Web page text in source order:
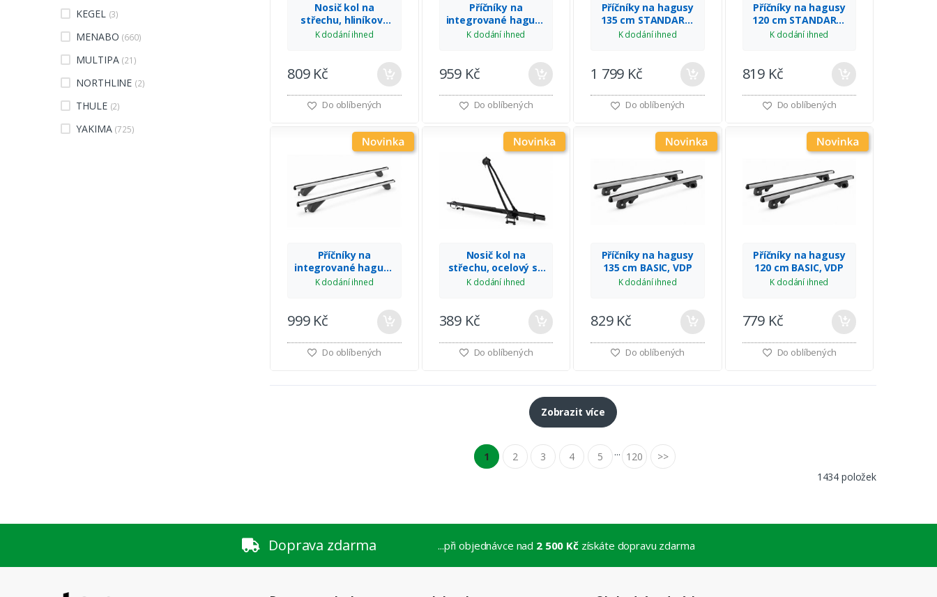
KEGEL (3)
MENABO (660)
MULTIPA (21)
NORTHLINE (2)
THULE (2)
YAKIMA (725)
Nosič kol na
střechu, hliníkový
se zámkem, VDP
K dodání ihned
809 Kč
Do oblíbených
Příčníky na
integrované hagusy
120 cm BASIC, VDP
K dodání ihned
959 Kč
Do oblíbených
Příčníky na hagusy
135 cm STANDARD,
MULTIPA
K dodání ihned
1 799 Kč
Do oblíbených
Příčníky na hagusy
120 cm STANDARD,
VDP
K dodání ihned
819 Kč
Do oblíbených
Příčníky na
integrované hagusy
135 cm BASIC, VDP
K dodání ihned
999 Kč
Do oblíbených
Nosič kol na
střechu, ocelový se
zámkem, VDP
K dodání ihned
389 Kč
Do oblíbených
Příčníky na hagusy
135 cm BASIC, VDP
K dodání ihned
829 Kč
Do oblíbených
Příčníky na hagusy
120 cm BASIC, VDP
K dodání ihned
779 Kč
Do oblíbených
Zobrazit více
1 2 3 4 5 ... 120
>>
1434 položek
Doprava zdarma ...při objednávce nad 2 500 Kčzískáte dopravu zdarma